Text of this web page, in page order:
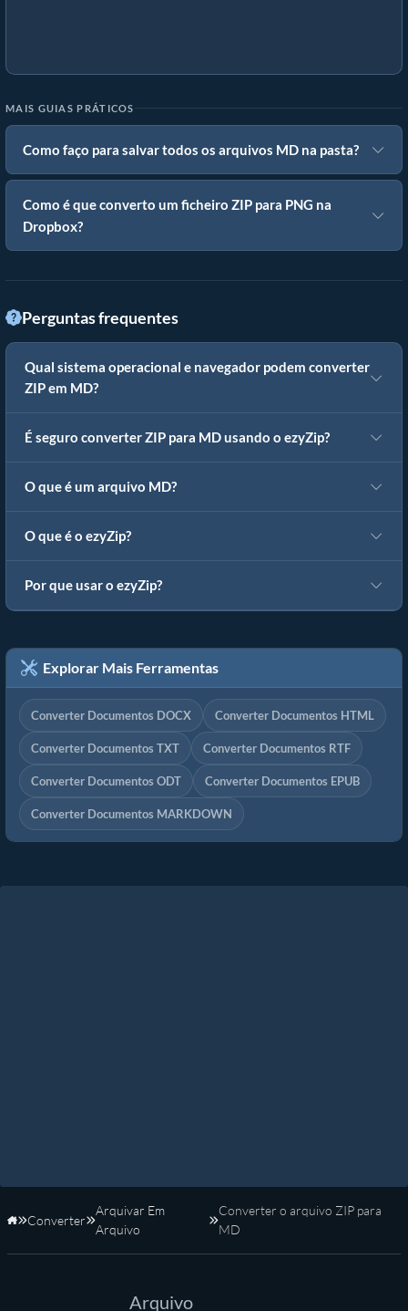
MAIS GUIAS PRÁTICOS
Como faço para salvar todos os arquivos MD na pasta?
Como é que converto um ficheiro ZIP para PNG na
Dropbox?
Perguntas frequentes
Qual sistema operacional e navegador podem converter
ZIP em MD?
É seguro converter ZIP para MD usando o ezyZip?
O que é um arquivo MD?
O que é o ezyZip?
Por que usar o ezyZip?
Explorar Mais Ferramentas
Converter Documentos DOCX Converter Documentos HTML
Converter Documentos TXT Converter Documentos RTF
Converter Documentos ODT Converter Documentos EPUB
Converter Documentos MARKDOWN
Início
Converter
Arquivar Em
Arquivo
Converter o arquivo ZIP para
MD
Arquivo